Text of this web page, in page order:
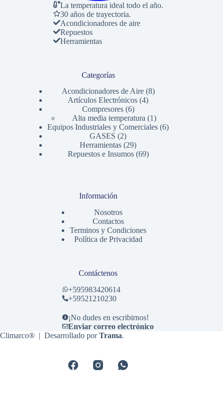
La temperatura ideal todo el año.
30 años de trayectoria.
Acondicionadores de aire
Repuestos
Herramientas
Categorías
Acondicionadores de Aire 88
Artículos Electrónicos 44
Compresores 66
productos
Alta media temperatura 11
producto
Equipos Industriales y Comerciales 66
GASES 22
productos
Herramientas 2929
productos
Repuestos e Insumos 6969
Información
Nosotros
Contactos
Terminos y Condiciones
Política de Privacidad
Contáctenos
+595983420614
+59521210230
¡No dudes en escribirnos!
Enviar correo electrónico
Climarco® | Desarrollado porTrama.